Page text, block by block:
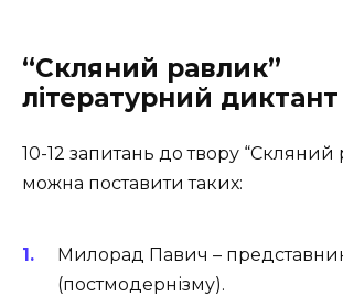
“Скляний равлик”
літературний диктант
10-12 запитань до твору “Скляний
можна поставити таких:
Милорад Павич – представник
(постмодернізму).